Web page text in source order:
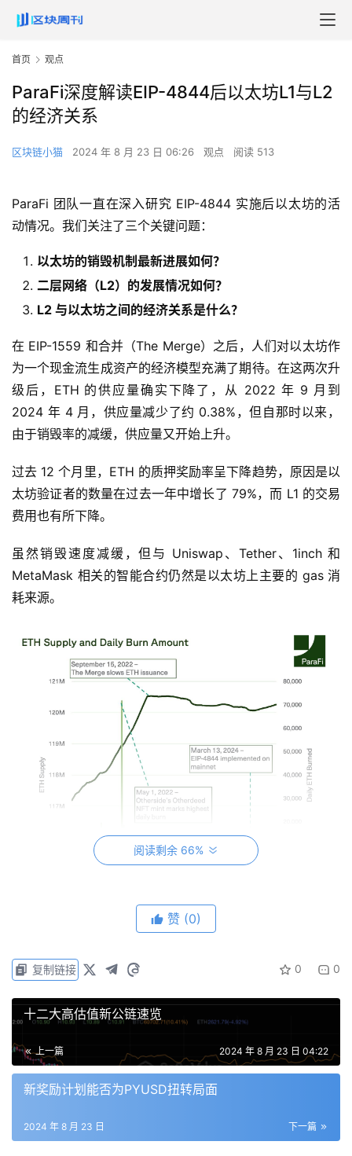
首页 观点
ParaFi深度解读EIP-4844后以太坊L1与L2
的经济关系
区块链小猫 2024 年 8 月 23 日 06:26 观点 阅读 513
ParaFi 团队一直在深入研究 EIP-4844 实施后以太坊的活
动情况。我们关注了三个关键问题：
以太坊的销毁机制最新进展如何？
二层网络（L2）的发展情况如何？
L2 与以太坊之间的经济关系是什么？
在 EIP-1559 和合并（The Merge）之后，人们对以太坊作
为一个现金流生成资产的经济模型充满了期待。在这两次升
级后，ETH 的供应量确实下降了，从 2022 年 9 月到
2024 年 4 月，供应量减少了约 0.38%，但自那时以来，
由于销毁率的减缓，供应量又开始上升。
过去 12 个月里，ETH 的质押奖励率呈下降趋势，原因是以
太坊验证者的数量在过去一年中增长了 79%，而 L1 的交易
费用也有所下降。
虽然销毁速度减缓，但与 Uniswap、Tether、1inch 和
MetaMask 相关的智能合约仍然是以太坊上主要的 gas 消
耗来源。
Arbitrum 和 ZKsync 在 2023 年是主要的 gas 用户，但今
年有所下降，部分原因是 EIP-4844 帮助 L2 通过降低数据
存储需求，以更高的成本效率发布数据。
过去两年半里，以太坊的交易数量保持相对稳定，而 L2 的
总交易量在 2024 年 8 月超过了 L1 的 10 倍。
L2 活动的增长归因于新的 L2 的推出以及一些现有 L2 的成
功。自 3 月以来，Base 和 Arbitrum 的每日交易量均超过
阅读剩余 66%
赞 (0)
0 0
复制链接
十二大高估值新公链速览
上一篇 2024 年 8 月 23 日 04:22
新奖励计划能否为PYUSD扭转局面
下一篇
2024 年 8 月 23 日